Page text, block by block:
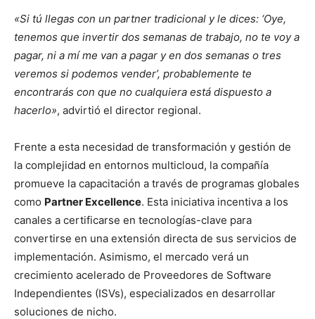
«Si tú llegas con un partner tradicional y le dices: ‘Oye,
tenemos que invertir dos semanas de trabajo, no te voy a
pagar, ni a mí me van a pagar y en dos semanas o tres
veremos si podemos vender’, probablemente te
encontrarás con que no cualquiera está dispuesto a
hacerlo», advirtió el director regional.
Frente a esta necesidad de transformación y gestión de
la complejidad en entornos multicloud, la compañía
promueve la capacitación a través de programas globales
como Partner Excellence. Esta iniciativa incentiva a los
canales a certificarse en tecnologías-clave para
convertirse en una extensión directa de sus servicios de
implementación. Asimismo, el mercado verá un
crecimiento acelerado de Proveedores de Software
Independientes (ISVs), especializados en desarrollar
soluciones de nicho.